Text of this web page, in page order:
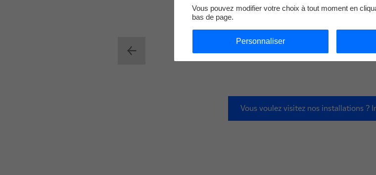
1/3
Vous voulez visitez nos installations ?
Vous pouvez modifier votre choix à tout moment en
bas de page.
Personnaliser